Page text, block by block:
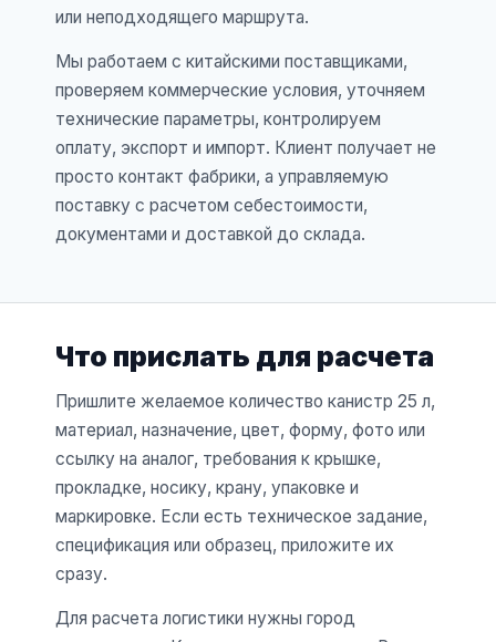
или неподходящего маршрута.
Мы работаем с китайскими поставщиками,
проверяем коммерческие условия, уточняем
технические параметры, контролируем
оплату, экспорт и импорт. Клиент получает не
просто контакт фабрики, а управляемую
поставку с расчетом себестоимости,
документами и доставкой до склада.
Что прислать для расчета
Пришлите желаемое количество канистр 25 л,
материал, назначение, цвет, форму, фото или
ссылку на аналог, требования к крышке,
прокладке, носику, крану, упаковке и
маркировке. Если есть техническое задание,
спецификация или образец, приложите их
сразу.
Для расчета логистики нужны город